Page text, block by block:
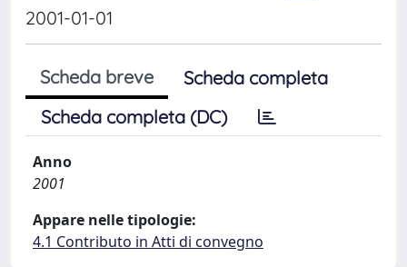
2001-01-01
Scheda breve
Scheda completa
Scheda completa (DC)
Anno
2001
Appare nelle tipologie:
4.1 Contributo in Atti di convegno